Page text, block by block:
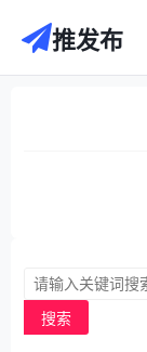
推发布
搜索